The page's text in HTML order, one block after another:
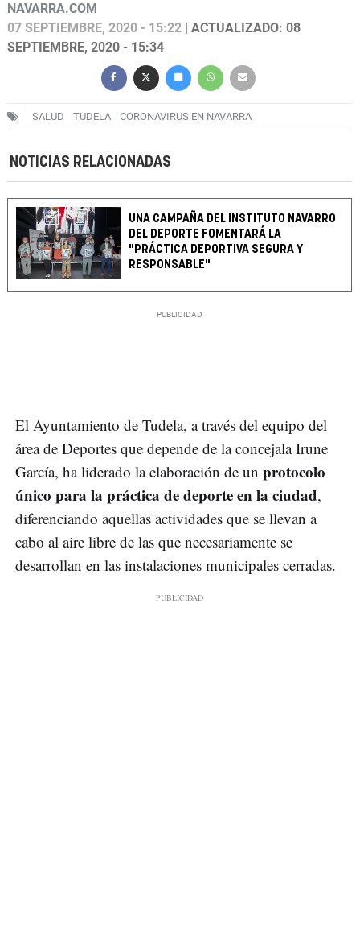
NAVARRA.COM
07 SEPTIEMBRE, 2020 - 15:22 | ACTUALIZADO: 08
SEPTIEMBRE, 2020 - 15:34
SALUD TUDELA CORONAVIRUS EN NAVARRA
NOTICIAS RELACIONADAS
UNA CAMPAÑA DEL INSTITUTO NAVARRO
DEL DEPORTE FOMENTARÁ LA
"PRÁCTICA DEPORTIVA SEGURA Y
RESPONSABLE"
El Ayuntamiento de Tudela, a través del equipo del
área de Deportes que depende de la concejala Irune
García, ha liderado la elaboración de un protocolo
único para la práctica de deporte en la ciudad,
diferenciando aquellas actividades que se llevan a
cabo al aire libre de las que necesariamente se
desarrollan en las instalaciones municipales cerradas.